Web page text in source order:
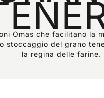
Omas che facilitano la
stoccaggio del grano
la regina delle farine.
di